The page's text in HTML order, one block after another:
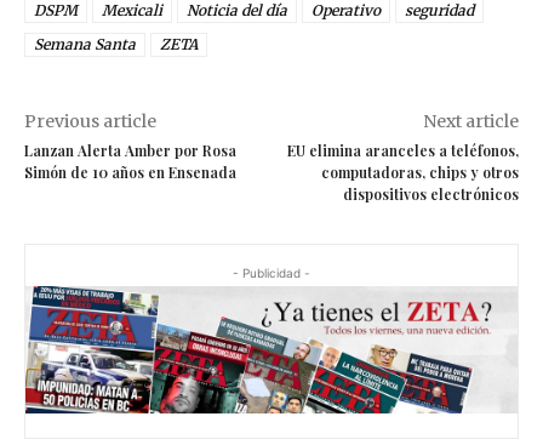
DSPM
Mexicali Noticia del día Operativo
seguridad
Semana Santa
ZETA
Previous article
Lanzan Alerta Amber por Rosa
Simón de 10 años en Ensenada
Next article
EU elimina aranceles a teléfonos,
computadoras, chips y otros
dispositivos electrónicos
- Publicidad -